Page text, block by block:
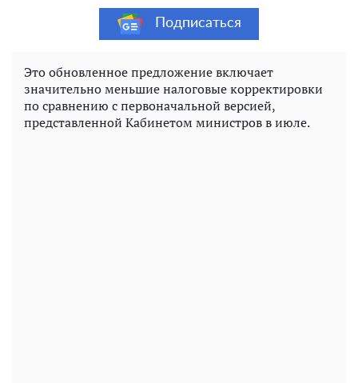
Подписаться
Это обновленное предложение включает
значительно меньшие налоговые корректировки
по сравнению с первоначальной версией,
представленной Кабинетом министров в июле.